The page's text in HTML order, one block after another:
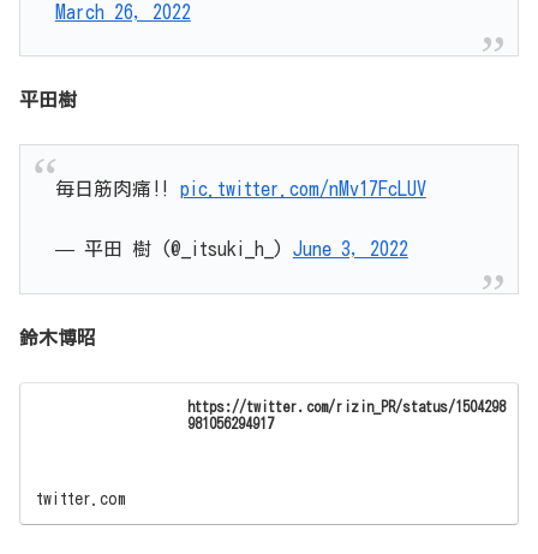
March 26, 2022
平田樹
毎日筋肉痛‼︎ pic.twitter.com/nMv17FcLUV
— 平田 樹 (@_itsuki_h_) June 3, 2022
鈴木博昭
https://twitter.com/rizin_PR/status/1504298
981056294917
twitter.com